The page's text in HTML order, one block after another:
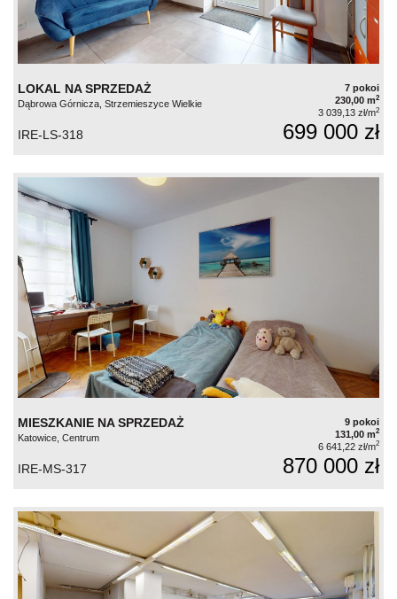
LOKAL NA SPRZEDAŻ
Dąbrowa Górnicza, Strzemieszyce Wielkie
7 pokoi
230,00 m2
3 039,13 zł/m2
IRE-LS-318 699 000 zł
MIESZKANIE NA SPRZEDAŻ
Katowice, Centrum
9 pokoi
131,00 m2
6 641,22 zł/m2
IRE-MS-317 870 000 zł